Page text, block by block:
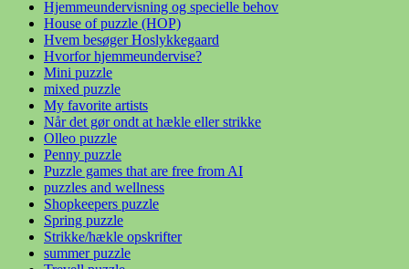
Hjemmeundervisning og specielle behov
House of puzzle (HOP)
Hvem besøger Hoslykkegaard
Hvorfor hjemmeundervise?
Mini puzzle
mixed puzzle
My favorite artists
Når det gør ondt at hækle eller strikke
Olleo puzzle
Penny puzzle
Puzzle games that are free from AI
puzzles and wellness
Shopkeepers puzzle
Spring puzzle
Strikke/hækle opskrifter
summer puzzle